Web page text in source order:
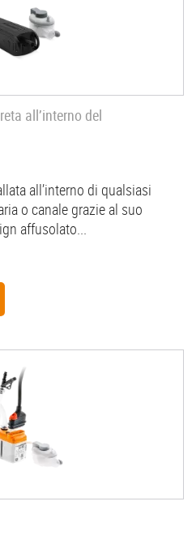
all’interno del
all’interno di qualsiasi
o canale grazie al suo
affusolato...